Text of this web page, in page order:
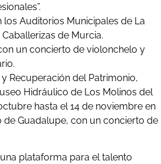
Auditorios Municipales de La
de Murcia.
un concierto de violonchelo y
Recuperación del Patrimonio,
Hidráulico de Los Molinos del
hasta el 14 de noviembre en
de Guadalupe, con un concierto de
plataforma para el talento